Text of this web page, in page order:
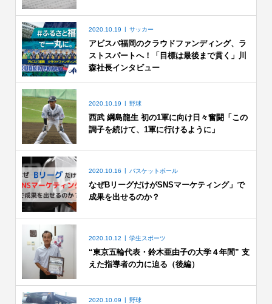
2020.10.19 サッカー
アビスパ福岡のクラウドファンディング、ラ
ストスパートへ！「目標は最後まで貫く」川
森社長インタビュー
2020.10.19 野球
西武 綱島龍生 初の1軍に向け日々奮闘「この
調子を続けて、1軍に行けるように」
2020.10.16 バスケットボール
なぜBリーグだけがSNSマーケティング」で
成果を出せるのか？
2020.10.12 学生スポーツ
“東京五輪代表・鈴木亜由子の大学４年間” 支
えた指導者の力に迫る（後編）
2020.10.09 野球